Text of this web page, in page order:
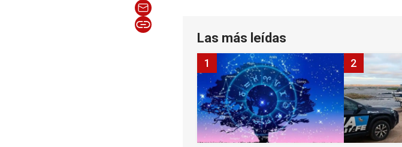
Las más leídas
1 2